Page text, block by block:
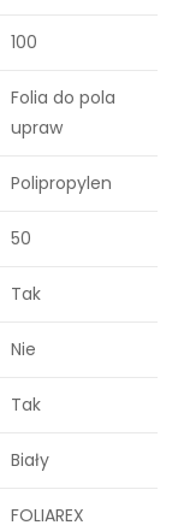
100
Folia do pola
upraw
Polipropylen
50
Tak
Nie
Tak
Biały
FOLIAREX